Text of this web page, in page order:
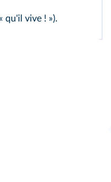
qu'il vive ! »).